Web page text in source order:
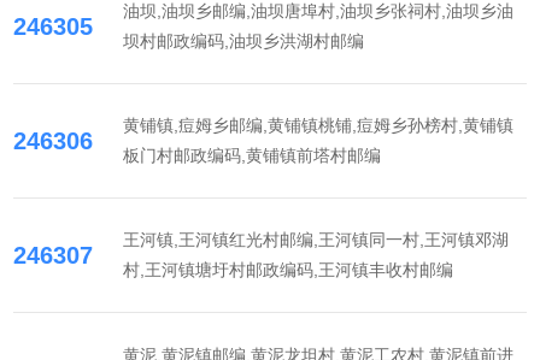
246305
油坝,油坝乡邮编,油坝唐埠村,油坝乡张祠村,油坝乡油
坝村邮政编码,油坝乡洪湖村邮编
246306
黄铺镇,痘姆乡邮编,黄铺镇桃铺,痘姆乡孙榜村,黄铺镇
板门村邮政编码,黄铺镇前塔村邮编
246307
王河镇,王河镇红光村邮编,王河镇同一村,王河镇邓湖
村,王河镇塘圩村邮政编码,王河镇丰收村邮编
黄泥,黄泥镇邮编,黄泥龙坦村,黄泥工农村,黄泥镇前进